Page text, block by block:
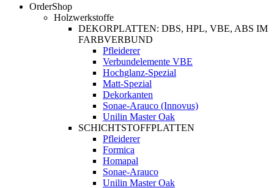
OrderShop
Holzwerkstoffe
DEKORPLATTEN: DBS, HPL, VBE, ABS IM
FARBVERBUND
Pfleiderer
Verbundelemente VBE
Hochglanz-Spezial
Matt-Spezial
Dekorkanten
Sonae-Arauco (Innovus)
Unilin Master Oak
SCHICHTSTOFFPLATTEN
Pfleiderer
Formica
Homapal
Sonae-Arauco
Unilin Master Oak